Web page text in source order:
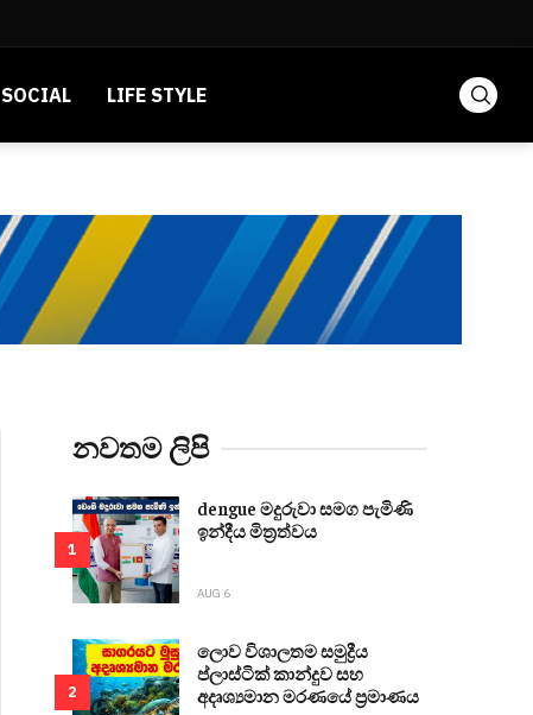
SOCIAL LIFE STYLE
නවතම ලිපි
1
dengue මදුරුවා සමග පැමිණි
ඉන්දීය මිත්‍රත්වය
AUG 6
2
ලොව විශාලතම සමුද්‍රීය
ප්ලාස්ටික් කාන්දුව සහ
අදෘශ්‍යමාන මරණයේ ප්‍රමාණය